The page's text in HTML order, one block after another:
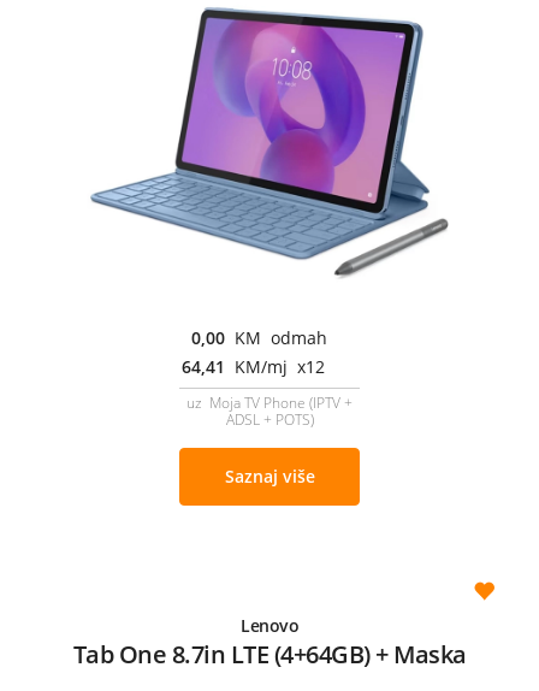
0,00 KM odmah
64,41 KM/mj x12
uz Moja TV Phone (IPTV +
ADSL + POTS)
Saznaj više
Lenovo
Tab One 8.7in LTE (4+64GB) + Maska